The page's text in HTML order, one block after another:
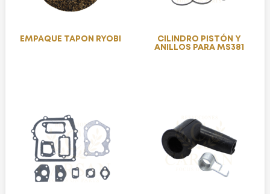
EMPAQUE TAPON RYOBI
CILINDRO PISTÓN Y
ANILLOS PARA MS381